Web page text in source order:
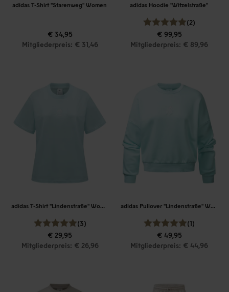
adidas T-Shirt "Starenweg" Women
€ 34,95
Mitgliederpreis: € 31,46
adidas Hoodie "Witzelstraße"
(2)
€ 99,95
Mitgliederpreis: € 89,96
adidas T-Shirt "Lindenstraße" Women
(3)
€ 29,95
Mitgliederpreis: € 26,96
adidas Pullover "Lindenstraße" Women
(1)
€ 49,95
Mitgliederpreis: € 44,96